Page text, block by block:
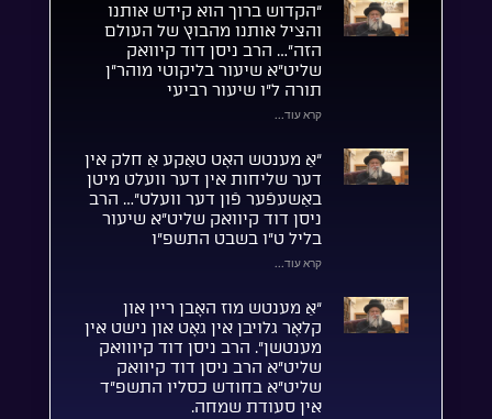
“הקדוש ברוך הוא קידש אותנו
והציל אותנו מהבוץ של העולם
הזה”… הרב ניסן דוד קיוואק
שליט”א שיעור בליקוטי מוהר”ן
תורה ל”ו שיעור רביעי
קרא עוד...
“אַ מענטש האָט טאַקע אַ חלק אין
דער שליחות אין דער וועלט מיטן
באַשעפֿער פֿון דער וועלט”… הרב
ניסן דוד קיוואק שליט”א שיעור
בליל ט”ו בשבט התשפ”ו
קרא עוד...
“אַ מענטש מוז האָבן ריין און
קלאָר גלויבן אין גאָט און נישט אין
מענטשן”. הרב ניסן דוד קיווואק
שליט”א הרב ניסן דוד קיוואק
שליט”א בחודש כסליו התשפ”ד
אין סעודת שמחה.